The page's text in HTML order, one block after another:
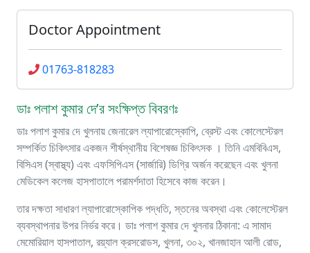
Doctor Appointment
01763-818283
ডাঃ পলাশ কুমার দে’র সংক্ষিপ্ত বিবরণঃ
ডাঃ পলাশ কুমার দে খুলনায় জেনারেল ল্যাপারোস্কোপি, ব্রেস্ট এবং কোলেস্টেরল
সম্পর্কিত চিকিৎসার একজন শীর্ষস্থানীয় বিশেষজ্ঞ চিকিৎসক । তিনি এমবিবিএস,
বিসিএস (স্বাস্থ্য) এবং এফসিপিএস (সার্জারি) ডিগ্রি অর্জন করেছেন এবং খুলনা
মেডিকেল কলেজ হাসপাতালে পরামর্শদাতা হিসেবে কাজ করেন।
তার দক্ষতা সাধারণ ল্যাপারোস্কোপিক পদ্ধতি, স্তনের অবস্থা এবং কোলেস্টেরল
ব্যবস্থাপনার উপর নির্ভর করে। ডাঃ পলাশ কুমার দে খুলনার ঠিকানা: এ সামাদ
মেমোরিয়াল হাসপাতাল, রয়্যাল ক্রসরোডস, খুলনা, ৩০২, খানজাহান আলী রোড,